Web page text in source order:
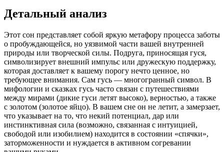
Детальный анализ
Этот сон представляет собой яркую метафору процесса заботы
о пробуждающейся, но уязвимой части вашей внутренней
природы или творческой силы. Подруга, приносящая гуся,
символизирует внешний импульс или дружескую поддержку,
которая доставляет к вашему порогу нечто ценное, но
требующее внимания. Сам гусь — многогранный символ. В
мифологии и сказках гусь часто связан с путешествиями
между мирами (дикие гуси летят высоко), верностью, а также
с золотом (золотое яйцо). В вашем сне он не летит, а замерзает,
что указывает на то, что некий потенциал, дар или
инстинктивная сила (возможно, связанная с интуицией,
свободой или изобилием) находится в состоянии «спячки»,
заторможенности и нуждается в активном согревании